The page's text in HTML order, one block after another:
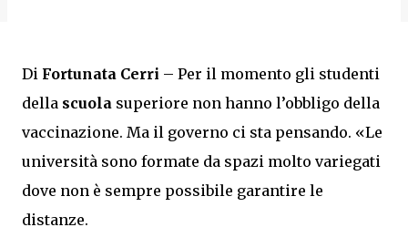
Di Fortunata Cerri – Per il momento gli studenti
della scuola superiore non hanno l’obbligo della
vaccinazione. Ma il governo ci sta pensando. «Le
università sono formate da spazi molto variegati
dove non è sempre possibile garantire le
distanze.